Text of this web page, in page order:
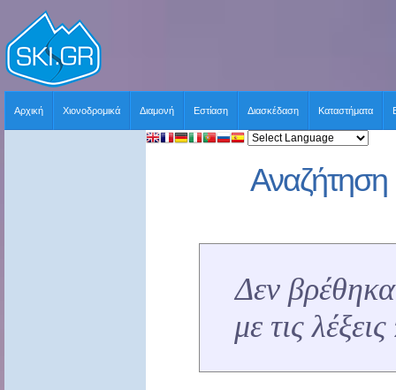
Αρχική Χιονοδρομικά Διαμονή Εστίαση Διασκέδαση Καταστήματα
Αναζήτηση
Δεν
με τις